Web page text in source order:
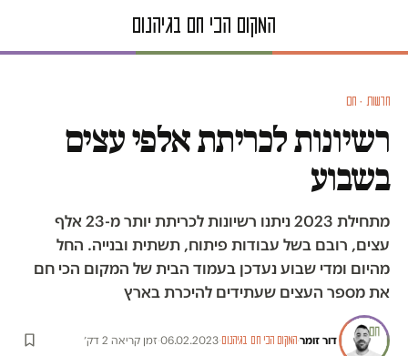
חדשות · חם
רשיונות לכריתת אלפי עצים
בשבוע
מתחילת 2023 ניתנו רשיונות לכריתת יותר מ-23 אלף
עצים, רובם בשל עבודות פיתוח, תשתית ובנייה. החל
מהיום ומדי שבוע נעדכן בעמוד הבית של המקום הכי חם
את מספר העצים שעתידים להיכרת בארץ
דור זומר·המקום הכי חם בגיהנום·
06.02.2023
·זמן קריאה 2 דק׳